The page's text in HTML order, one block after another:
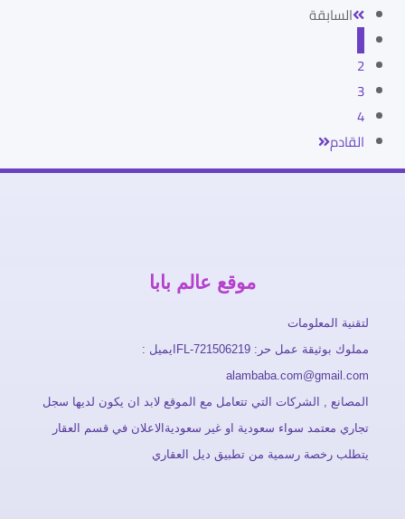
السابقة
2
3
4
القادم
موقع عالم بابا
لتقنية المعلومات
مملوك بوثيقة عمل حر: FL-721506219ايميل :
alambaba.com@gmail.com
المصانع , الشركات التي تتعامل مع الموقع لابد ان يكون لديها سجل
تجاري معتمد سواء سعودية او غير سعوديةالاعلان في قسم العقار
يتطلب رخصة رسمية من تطبيق ديل العقاري